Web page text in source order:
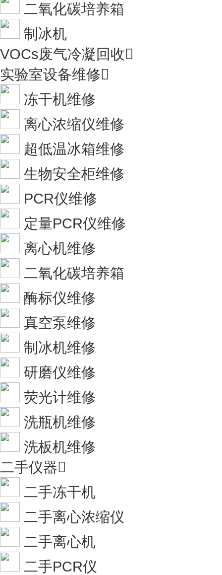
二氧化碳培养箱
制冰机
VOCs废气冷凝回收
实验室设备维修
冻干机维修
离心浓缩仪维修
超低温冰箱维修
生物安全柜维修
PCR仪维修
定量PCR仪维修
离心机维修
二氧化碳培养箱
酶标仪维修
真空泵维修
制冰机维修
研磨仪维修
荧光计维修
洗瓶机维修
洗板机维修
二手仪器
二手冻干机
二手离心浓缩仪
二手离心机
二手PCR仪